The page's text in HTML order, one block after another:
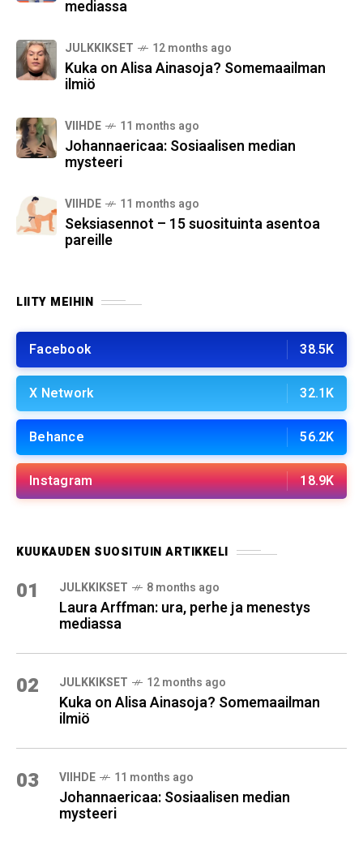
mediassa
JULKKIKSET 12 months ago
Kuka on Alisa Ainasoja? Somemaailman
ilmiö
VIIHDE 11 months ago
Johannaericaa: Sosiaalisen median
mysteeri
VIIHDE 11 months ago
Seksiasennot – 15 suosituinta asentoa
pareille
LIITY MEIHIN
Facebook 38.5K
X Network 32.1K
Behance 56.2K
Instagram 18.9K
KUUKAUDEN SUOSITUIN ARTIKKELI
01 JULKKIKSET 8 months ago
Laura Arffman: ura, perhe ja menestys
mediassa
02 JULKKIKSET 12 months ago
Kuka on Alisa Ainasoja? Somemaailman
ilmiö
03 VIIHDE 11 months ago
Johannaericaa: Sosiaalisen median
mysteeri